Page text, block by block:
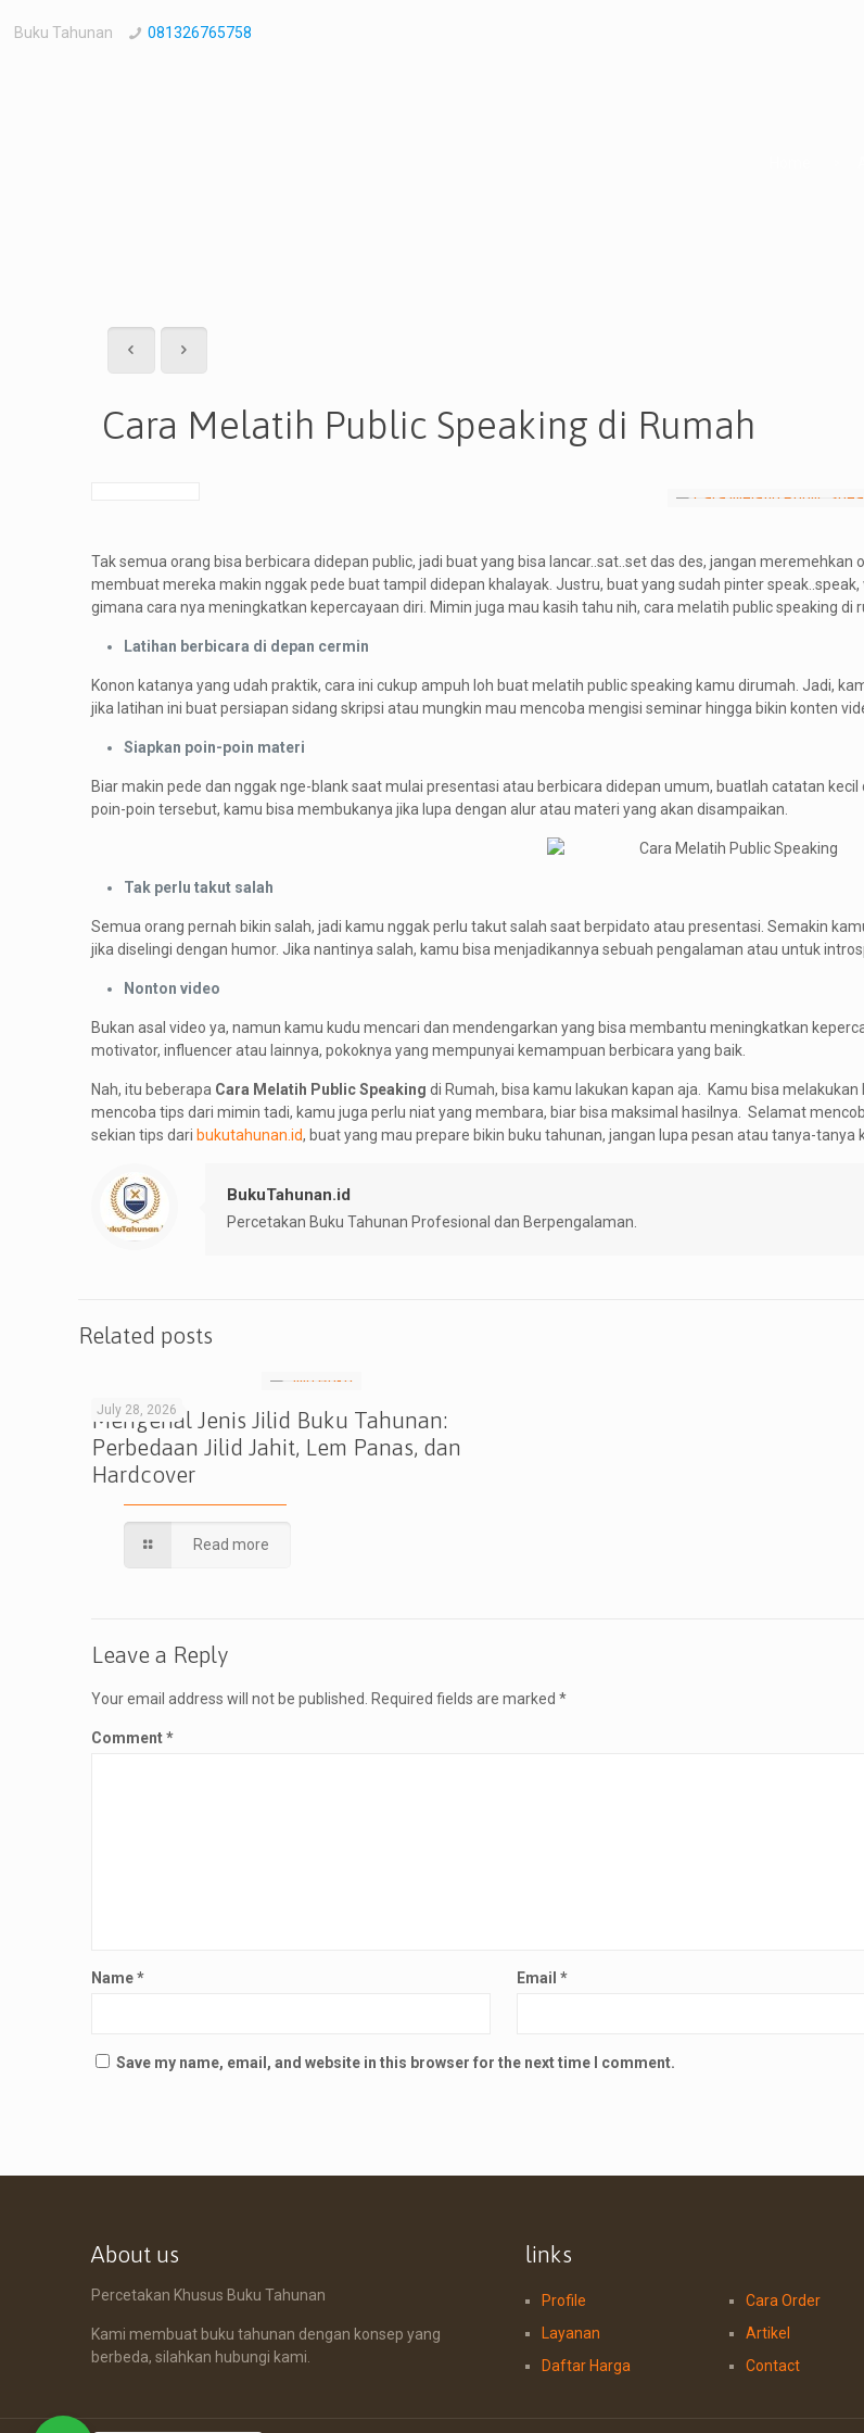
Buku Tahunan 081326765758
Cara Melatih Public Speaking di Rumah
Tak semua orang bisa berbicara didepan public, jadi buat yang bisa lancar..sat..set das des, jangan
membuat mereka makin nggak pede buat tampil didepan khalayak. Justru, buat yang sudah pinter
gimana cara nya meningkatkan kepercayaan diri. Mimin juga mau kasih tahu nih, cara melatih public speaking di
Latihan berbicara di depan cermin
Konon katanya yang udah praktik, cara ini cukup ampuh loh buat melatih public speaking kamu dirumah. Jadi,
jika latihan ini buat persiapan sidang skripsi atau mungkin mau mencoba mengisi seminar hingga bikin konten
Siapkan poin-poin materi
Biar makin pede dan nggak nge-blank saat mulai presentasi atau berbicara didepan umum, buatlah catatan
poin-poin tersebut, kamu bisa membukanya jika lupa dengan alur atau materi yang akan disampaikan.
Tak perlu takut salah
Semua orang pernah bikin salah, jadi kamu nggak perlu takut salah saat berpidato atau presentasi. Semakin
jika diselingi dengan humor. Jika nantinya salah, kamu bisa menjadikannya sebuah pengalaman atau untuk
Nonton video
Bukan asal video ya, namun kamu kudu mencari dan mendengarkan yang bisa membantu meningkatkan
motivator, influencer atau lainnya, pokoknya yang mempunyai kemampuan berbicara yang baik.
Nah, itu beberapa Cara Melatih Public Speaking di Rumah, bisa kamu lakukan kapan aja. Kamu bisa
mencoba tips dari mimin tadi, kamu juga perlu niat yang membara, biar bisa maksimal hasilnya. Selamat
sekian tips dari bukutahunan.id, buat yang mau prepare bikin buku tahunan, jangan lupa pesan atau tanya-tanya
BukuTahunan.id
Percetakan Buku Tahunan Profesional dan Berpengalaman.
Related posts
July 28, 2026
Mengenal Jenis Jilid Buku Tahunan:
Perbedaan Jilid Jahit, Lem Panas, dan
Hardcover
Read more
Leave a Reply
Your email address will not be published. Required fields are marked *
Comment*
Name* Email *
Save my name, email, and website in this browser for the next time I comment.
About us
Percetakan Khusus Buku Tahunan
Kami membuat buku tahunan dengan konsep yang
berbeda, silahkan hubungi kami.
links
Profile
Layanan
Daftar Harga
Cara Order
Artikel
Contact